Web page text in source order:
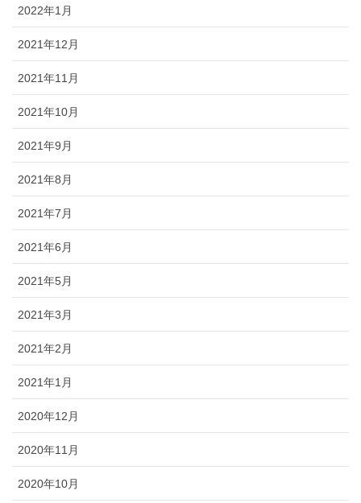
2022年1月
2021年12月
2021年11月
2021年10月
2021年9月
2021年8月
2021年7月
2021年6月
2021年5月
2021年3月
2021年2月
2021年1月
2020年12月
2020年11月
2020年10月